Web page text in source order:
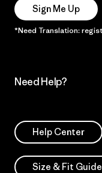
Sign Me Up
*Need Translation:
Need Help?
Help Center
Size & Fit Guide